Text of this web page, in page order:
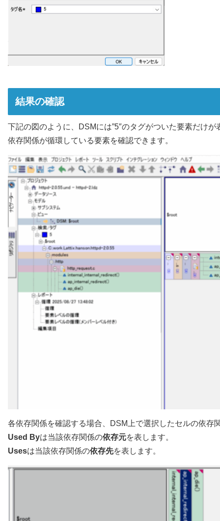
結果の確認
下記の図のように、DSMには”5″のタグがついた要素だけが
依存関係が循環している要素を確認できます。
各依存関係を確認する場合、DSM上で選択したセルの依存
Used Byは当該依存関係の依存元を表します。
Usesは当該依存関係の依存先を表します。